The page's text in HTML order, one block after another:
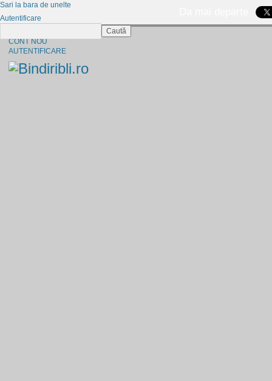
CONT NOU
AUTENTIFICARE
Sari la bara de unelte
Autentificare
Caută